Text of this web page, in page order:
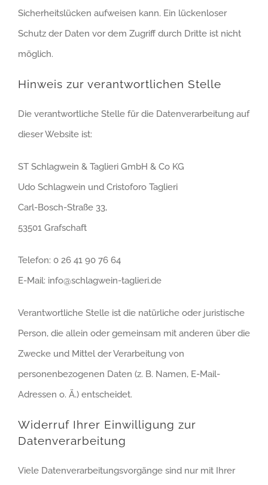
Sicherheitslücken aufweisen kann. Ein lückenloser
Schutz der Daten vor dem Zugriff durch Dritte ist nicht
möglich.
Hinweis zur verantwortlichen Stelle
Die verantwortliche Stelle für die Datenverarbeitung auf
dieser Website ist:
ST Schlagwein & Taglieri GmbH & Co KG
Udo Schlagwein und Cristoforo Taglieri
Carl-Bosch-Straße 33,
53501 Grafschaft
Telefon: 0 26 41 90 76 64
E-Mail: info@schlagwein-taglieri.de
Verantwortliche Stelle ist die natürliche oder juristische
Person, die allein oder gemeinsam mit anderen über die
Zwecke und Mittel der Verarbeitung von
personenbezogenen Daten (z. B. Namen, E-Mail-
Adressen o. Ä.) entscheidet.
Widerruf Ihrer Einwilligung zur
Datenverarbeitung
Viele Datenverarbeitungsvorgänge sind nur mit Ihrer